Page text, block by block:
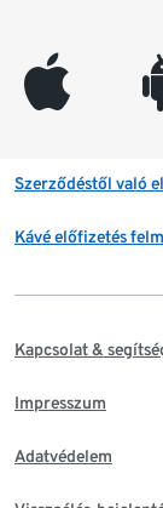
appleinc
Szerződéstől való
Kávé előfizetés
Kapcsolat &
Impresszum
Adatvédelem